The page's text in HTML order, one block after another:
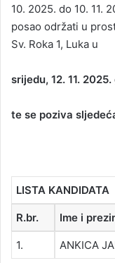
10. 2025. do 10. 11.
posao održati u
Sv. Roka 1, Luka u
srijedu, 12. 11.
te se poziva
LISTA KANDIDATA
R.br. Ime i
1. ANKICA